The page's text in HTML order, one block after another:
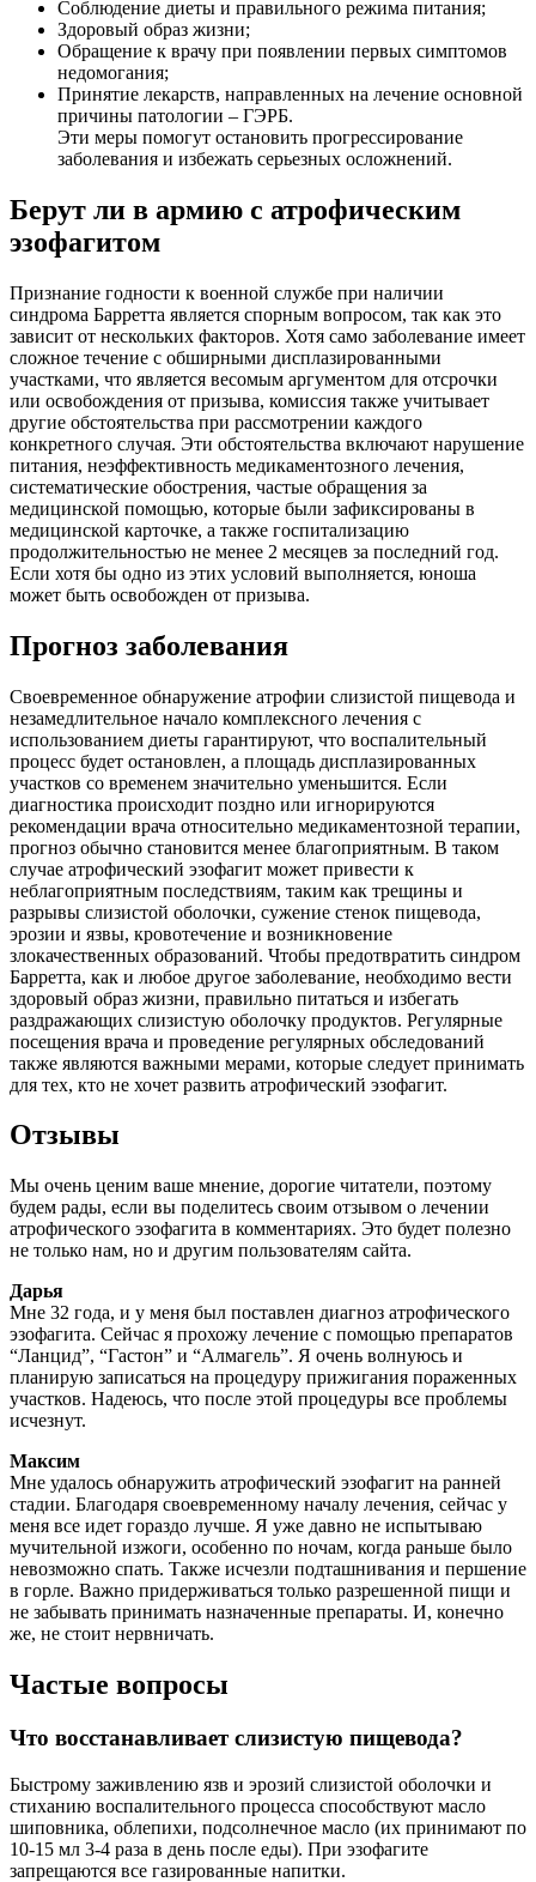
Соблюдение диеты и правильного режима питания;
Здоровый образ жизни;
Обращение к врачу при появлении первых симптомов
недомогания;
Принятие лекарств, направленных на лечение основной
причины патологии – ГЭРБ.
Эти меры помогут остановить прогрессирование
заболевания и избежать серьезных осложнений.
Берут ли в армию с атрофическим
эзофагитом
Признание годности к военной службе при наличии
синдрома Барретта является спорным вопросом, так как это
зависит от нескольких факторов. Хотя само заболевание имеет
сложное течение с обширными дисплазированными
участками, что является весомым аргументом для отсрочки
или освобождения от призыва, комиссия также учитывает
другие обстоятельства при рассмотрении каждого
конкретного случая. Эти обстоятельства включают нарушение
питания, неэффективность медикаментозного лечения,
систематические обострения, частые обращения за
медицинской помощью, которые были зафиксированы в
медицинской карточке, а также госпитализацию
продолжительностью не менее 2 месяцев за последний год.
Если хотя бы одно из этих условий выполняется, юноша
может быть освобожден от призыва.
Прогноз заболевания
Своевременное обнаружение атрофии слизистой пищевода и
незамедлительное начало комплексного лечения с
использованием диеты гарантируют, что воспалительный
процесс будет остановлен, а площадь дисплазированных
участков со временем значительно уменьшится. Если
диагностика происходит поздно или игнорируются
рекомендации врача относительно медикаментозной терапии,
прогноз обычно становится менее благоприятным. В таком
случае атрофический эзофагит может привести к
неблагоприятным последствиям, таким как трещины и
разрывы слизистой оболочки, сужение стенок пищевода,
эрозии и язвы, кровотечение и возникновение
злокачественных образований. Чтобы предотвратить синдром
Барретта, как и любое другое заболевание, необходимо вести
здоровый образ жизни, правильно питаться и избегать
раздражающих слизистую оболочку продуктов. Регулярные
посещения врача и проведение регулярных обследований
также являются важными мерами, которые следует принимать
для тех, кто не хочет развить атрофический эзофагит.
Отзывы
Мы очень ценим ваше мнение, дорогие читатели, поэтому
будем рады, если вы поделитесь своим отзывом о лечении
атрофического эзофагита в комментариях. Это будет полезно
не только нам, но и другим пользователям сайта.
Дарья
Мне 32 года, и у меня был поставлен диагноз атрофического
эзофагита. Сейчас я прохожу лечение с помощью препаратов
“Ланцид”, “Гастон” и “Алмагель”. Я очень волнуюсь и
планирую записаться на процедуру прижигания пораженных
участков. Надеюсь, что после этой процедуры все проблемы
исчезнут.
Максим
Мне удалось обнаружить атрофический эзофагит на ранней
стадии. Благодаря своевременному началу лечения, сейчас у
меня все идет гораздо лучше. Я уже давно не испытываю
мучительной изжоги, особенно по ночам, когда раньше было
невозможно спать. Также исчезли подташнивания и першение
в горле. Важно придерживаться только разрешенной пищи и
не забывать принимать назначенные препараты. И, конечно
же, не стоит нервничать.
Частые вопросы
Что восстанавливает слизистую пищевода?
Быстрому заживлению язв и эрозий слизистой оболочки и
стиханию воспалительного процесса способствуют масло
шиповника, облепихи, подсолнечное масло (их принимают по
10-15 мл 3-4 раза в день после еды). При эзофагите
запрещаются все газированные напитки.